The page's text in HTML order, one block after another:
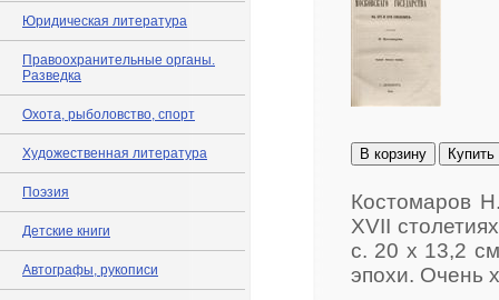
Юридическая литература
Правоохранительные органы.
Разведка
Охота, рыболовство, спорт
Художественная литература
Поэзия
Детские книги
Автографы, рукописи
В корзину Купить
Костомаров
XVII
с. 20 х 13,2
эпохи. Очень